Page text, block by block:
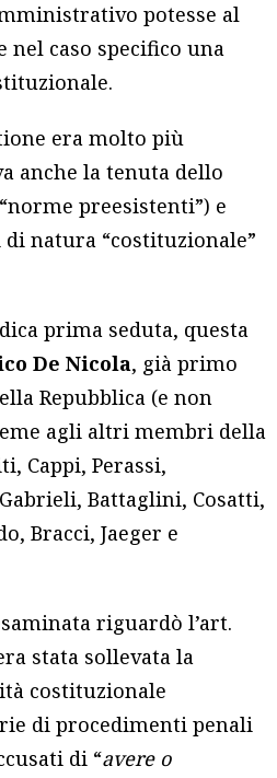
potesse al
nel caso specifico una
era molto più
anche la tenuta dello
preesistenti”) e
natura “costituzionale”
prima seduta, questa
De Nicola, già primo
Repubblica (e non
agli altri membri della
Cappi, Perassi,
Battaglini, Cosatti,
Bracci, Jaeger e
riguardò l’art.
stata sollevata la
costituzionale
di procedimenti penali
di “avere o